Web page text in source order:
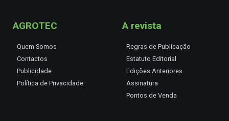
AGROTEC
Quem Somos
Contactos
Publicidade
Política de Privacidade
A revista
Regras de Publicação
Estatuto Editorial
Edições Anteriores
Assinatura
Pontos de Venda